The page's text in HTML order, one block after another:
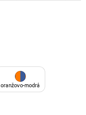
oranžovo-modrá